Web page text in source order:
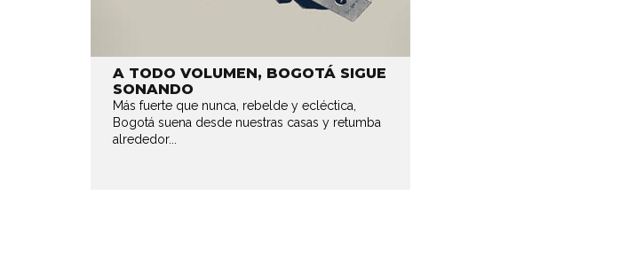
A TODO VOLUMEN, BOGOTÁ SIGUE
SONANDO
Más fuerte que nunca, rebelde y ecléctica,
Bogotá suena desde nuestras casas y retumba
alrededor...